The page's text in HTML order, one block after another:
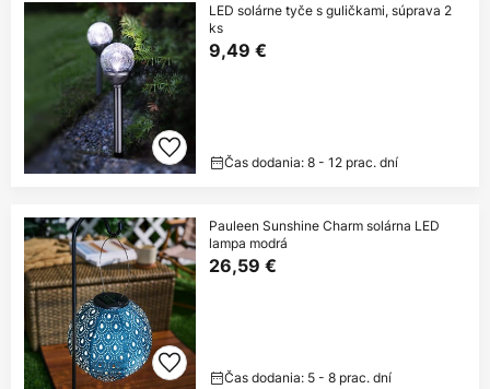
LED solárne tyče s guličkami, súprava 2
ks
9,49 €
Čas dodania: 8 - 12 prac. dní
Pauleen Sunshine Charm solárna LED
lampa modrá
26,59 €
Čas dodania: 5 - 8 prac. dní